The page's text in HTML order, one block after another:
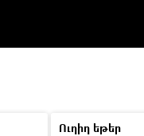
Ուղիղ եթեր